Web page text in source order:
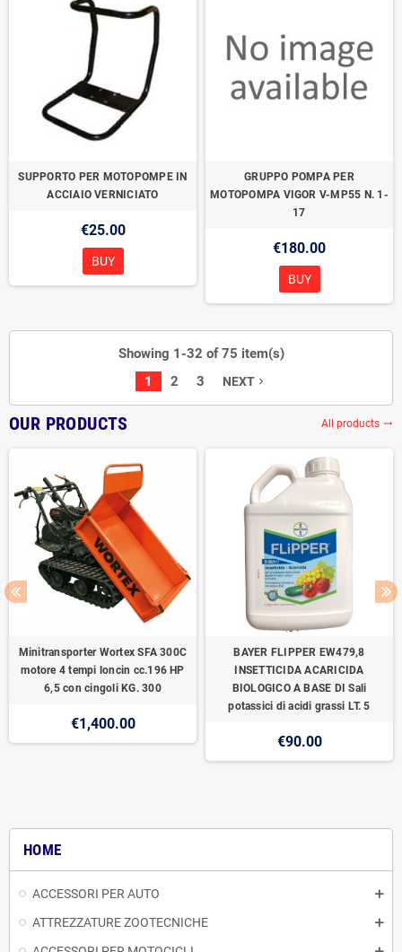
HOME
ACCESSORI PER AUTO
ATTREZZATURE ZOOTECNICHE
SUPPORTO PER MOTOPOMPE IN
ACCIAIO VERNICIATO
€25.00
BUY
GRUPPO POMPA PER
MOTOPOMPA VIGOR V-MP55 N. 1-
17
€180.00
BUY
Showing 1-32 of 75 item(s)
1
2 3 NEXTnavigate_next
OUR PRODUCTS All products trending_flat
Minitransporter Wortex SFA 300C
motore 4 tempi loncin cc.196 HP
6,5 con cingoli KG. 300
€1,400.00
BAYER FLIPPER EW479,8
INSETTICIDA ACARICIDA
BIOLOGICO A BASE DI Sali
potassici di acidi grassi LT. 5
€90.00